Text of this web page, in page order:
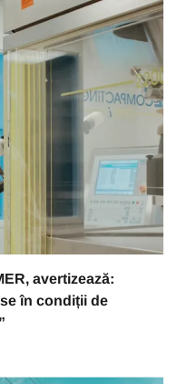
avertizează:
în condiții de